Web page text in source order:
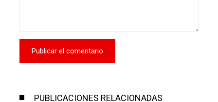
PUBLICACIONES RELACIONADAS